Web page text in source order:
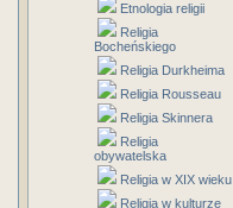
Etnologia religii
Religia
Bocheńskiego
Religia Durkheima
Religia Rousseau
Religia Skinnera
Religia
obywatelska
Religia w XIX wieku
Religia w kulturze